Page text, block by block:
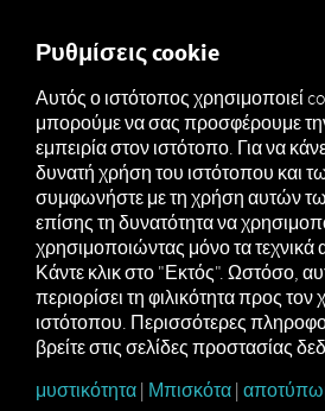
ΓΛΩΣΣΆΡΙΟ
Εδώ θα βρείτε όλες
επεξηγήσεις όρων
θέματα που αφορούν
εφοδιαστική και την
Ρυθμίσεις cookie
Αυτός ο ιστότοπος χρησιμοποιεί
μπορούμε να σας προσφέρουμε
εμπειρία στον ιστότοπο. Για να
δυνατή χρήση του ιστότοπου και
συμφωνήστε με τη χρήση αυτών
επίσης τη δυνατότητα να
χρησιμοποιώντας μόνο τα τεχνικά
Κάντε κλικ στο "Εκτός". Ωστόσο,
περιορίσει τη φιλικότητα προς τον
ιστότοπου. Περισσότερες
βρείτε στις σελίδες προστασίας
μυστικότητα | Μπισκότα |